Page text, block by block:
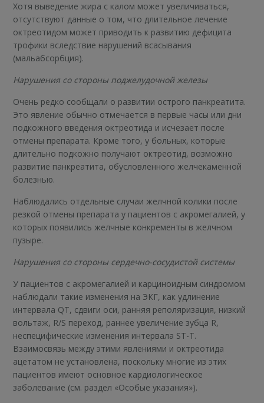
Хотя выведение жира с калом может увеличиваться,
отсутствуют данные о том, что длительное лечение
октреотидом может приводить к развитию дефицита
трофики вследствие нарушений всасывания
(мальабсорбция).
Нарушения со стороны поджелудочной железы
Очень редко сообщали о развитии острого панкреатита.
Это явление обычно отмечается в первые часы или дни
подкожного введения октреотида и исчезает после
отмены препарата. Кроме того, у больных, которые
длительно подкожно получают октреотид, возможно
развитие панкреатита, обусловленного желчекаменной
болезнью.
Наблюдались отдельные случаи желчной колики после
резкой отмены препарата у пациентов с акромегалией, у
которых появились желчные конкременты в желчном
пузыре.
Нарушения со стороны сердечно-сосудистой системы
У пациентов с акромегалией и карциноидным синдромом
наблюдали такие изменения на ЭКГ, как удлинение
интервала QT, сдвиги оси, ранняя реполяризация, низкий
вольтаж, R/S переход, раннее увеличение зубца R,
неспецифические изменения интервала ST-T.
Взаимосвязь между этими явлениями и октреотида
ацетатом не установлена, поскольку многие из этих
пациентов имеют основное кардиологическое
заболевание (см. раздел «Особые указания»).